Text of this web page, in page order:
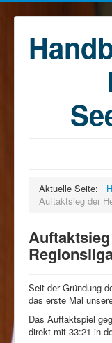
Teams
Kontakt
Sponsoren
Aktuelle Seite:
Auftaktsieg der
Seit der Gründung
das erste Mal
Das Auftaktspiel
direkt mit 33:21 in